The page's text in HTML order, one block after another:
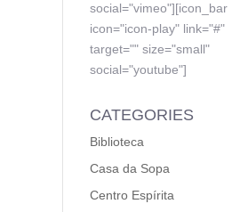
social="vimeo"][icon_bar
icon="icon-play" link="#"
target="" size="small"
social="youtube"]
CATEGORIES
Biblioteca
Casa da Sopa
Centro Espírita